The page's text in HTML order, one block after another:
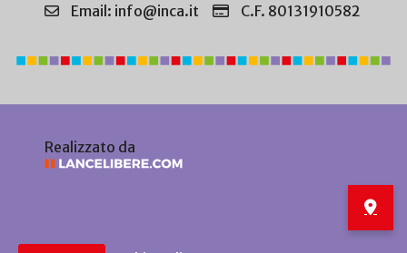
Email: info@inca.it
C.F. 80131910582
Realizzato da